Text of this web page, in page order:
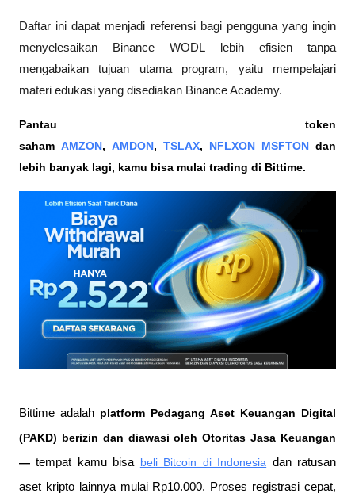
Daftar ini dapat menjadi referensi bagi pengguna yang ingin
menyelesaikan Binance WODL lebih efisien tanpa
mengabaikan tujuan utama program, yaitu mempelajari
materi edukasi yang disediakan Binance Academy.
Pantau token
saham AMZON, AMDON, TSLAX, NFLXON MSFTON dan
lebih banyak lagi, kamu bisa mulai trading di Bittime.
Bittime adalah platform Pedagang Aset Keuangan Digital
(PAKD) berizin dan diawasi oleh Otoritas Jasa Keuangan
— tempat kamu bisa beli Bitcoin di Indonesia dan ratusan
aset kripto lainnya mulai Rp10.000. Proses registrasi cepat,